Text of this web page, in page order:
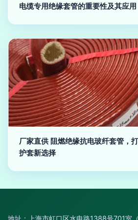
电缆专用绝缘套管的重要性及其应用
厂家直供 阻燃绝缘抗电玻纤套管，
护套新选择
地址：上海市虹口区水电路1388号701室（